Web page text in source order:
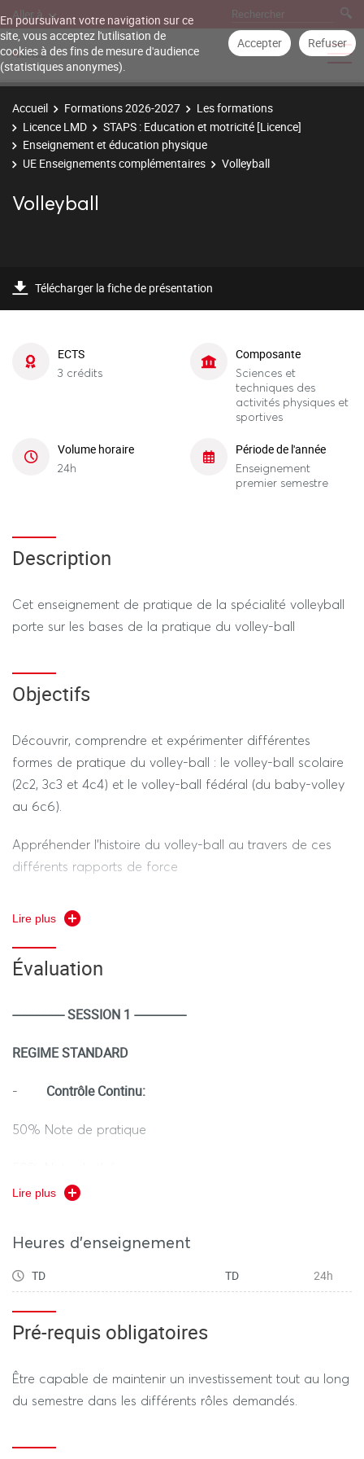
En poursuivant votre navigation sur ce
site, vous acceptez l'utilisation de
cookies à des fins de mesure d'audience
(statistiques anonymes).
Accepter Refuser
Aller à
Accueil Formations 2026-2027
Les formations
Licence LMD
STAPS : Education et motricité [Licence]
Enseignement et éducation physique
UE Enseignements complémentaires
Volleyball
Volleyball
Télécharger la fiche de présentation
ECTS
3 crédits
Composante
Sciences et
techniques des
activités physiques et
sportives
Volume horaire
24h
Période de l'année
Enseignement
premier semestre
Description
Cet enseignement de pratique de la spécialité volleyball
porte sur les bases de la pratique du volley-ball
Objectifs
Découvrir, comprendre et expérimenter différentes
formes de pratique du volley-ball : le volley-ball scolaire
(2c2, 3c3 et 4c4) et le volley-ball fédéral (du baby-volley
au 6c6).
Appréhender l’histoire du volley-ball au travers de ces
différents rapports de force
noyau central du règlement.
Lire plus
Évaluation
---------------- SESSION 1 ----------------
REGIME STANDARD
- Contrôle Continu:
50% Note de pratique
Durée 1h00 (hors tiers temps)
REGIME DEROGATOIRE
- Contrôle Continu
dérogatoires):
50% Note de pratique
Lire plus
Heures d'enseignement
TD TD 24h
Pré-requis obligatoires
Être capable de maintenir un investissement tout au long
du semestre dans les différents rôles demandés.